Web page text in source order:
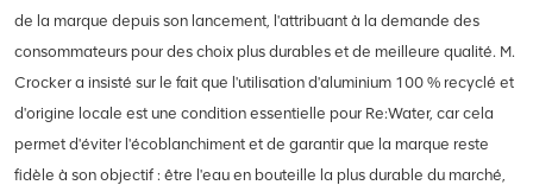
de la marque depuis son lancement, l'attribuant à la demande des
consommateurs pour des choix plus durables et de meilleure qualité. M.
Crocker a insisté sur le fait que l'utilisation d'aluminium 100 % recyclé et
d'origine locale est une condition essentielle pour Re:Water, car cela
permet d'éviter l'écoblanchiment et de garantir que la marque reste
fidèle à son objectif : être l'eau en bouteille la plus durable du marché,